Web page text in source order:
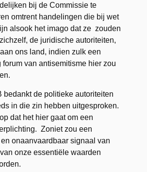
bij de Commissie te
omtrent handelingen die bij wet
alsook het imago dat ze zouden
de juridische autoriteiten,
ons land, indien zulk een
forum van antisemitisme hier zou
bedankt de politieke autoriteiten
in die zin hebben uitgesproken.
dat het hier gaat om een
Zoniet zou een
onaanvaardbaar signaal van
onze essentiële waarden